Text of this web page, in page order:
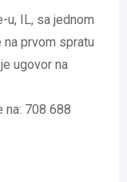
u, IL, sa jednom
prvom spratu
ugovor na
708 688